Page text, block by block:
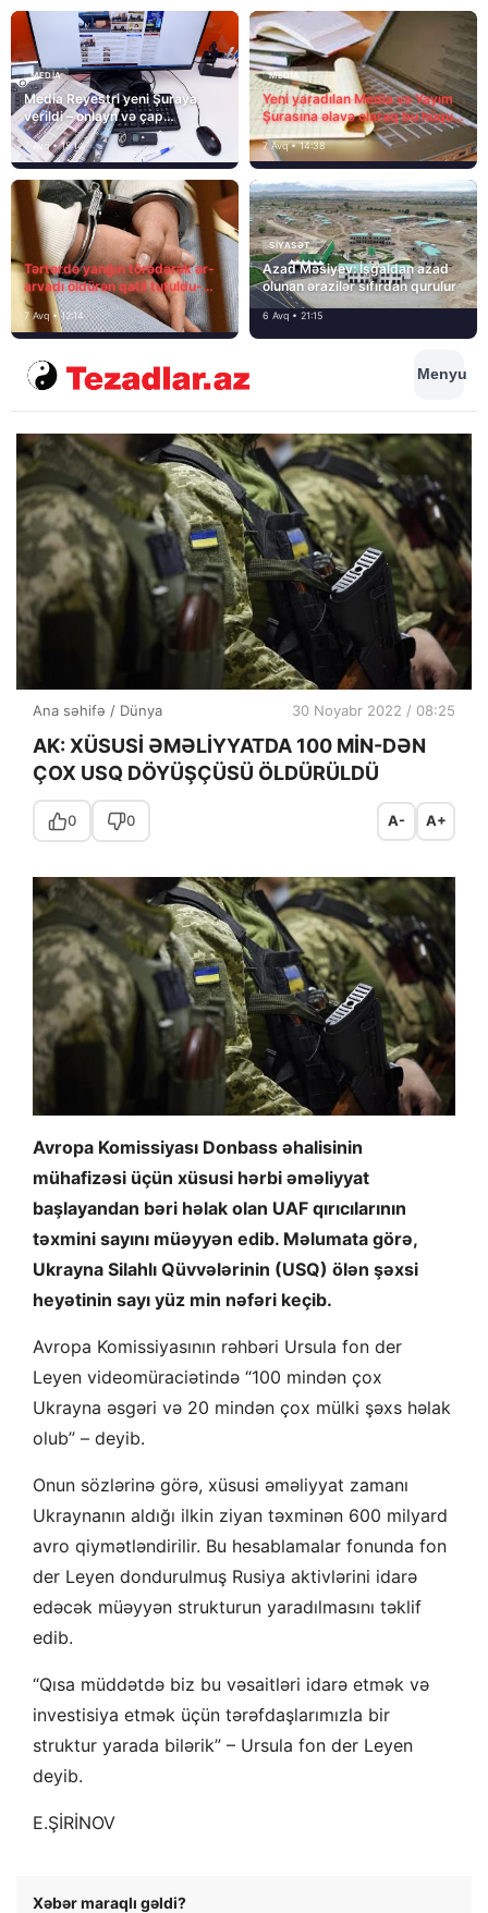
MEDİA
Media Reyestri yeni Şuraya
verildi – onlayn və çap
mediasını nə gözləyir?
7 Avq • 15:14
MEDİA
Yeni yaradılan Media və Yayım
Şurasına əlavə olaraq bu hüquq
və vəzifələr də verilib
7 Avq • 14:38
Tərtərdə yanğın törədərək ər-
arvadı öldürən qatil tutuldu-
SON DƏQİQƏ
7 Avq • 12:14
SIYASƏT
Azad Məsiyev: İşğaldan azad
olunan ərazilər sıfırdan qurulur
6 Avq • 21:15
Menyu
Ana səhifə / Dünya 30 Noyabr 2022 / 08:25
AK: XÜSUSİ ƏMƏLİYYATDA 100 MİN-DƏN
ÇOX USQ DÖYÜŞÇÜSÜ ÖLDÜRÜLDÜ
0 0 A- A+
Avropa Komissiyası Donbass əhalisinin
mühafizəsi üçün xüsusi hərbi əməliyyat
başlayandan bəri həlak olan UAF qırıcılarının
təxmini sayını müəyyən edib. Məlumata görə,
Ukrayna Silahlı Qüvvələrinin (USQ) ölən şəxsi
heyətinin sayı yüz min nəfəri keçib.
Avropa Komissiyasının rəhbəri Ursula fon der
Leyen videomüraciətində “100 mindən çox
Ukrayna əsgəri və 20 mindən çox mülki şəxs həlak
olub” – deyib.
Onun sözlərinə görə, xüsusi əməliyyat zamanı
Ukraynanın aldığı ilkin ziyan təxminən 600 milyard
avro qiymətləndirilir. Bu hesablamalar fonunda fon
der Leyen dondurulmuş Rusiya aktivlərini idarə
edəcək müəyyən strukturun yaradılmasını təklif
edib.
“Qısa müddətdə biz bu vəsaitləri idarə etmək və
investisiya etmək üçün tərəfdaşlarımızla bir
struktur yarada bilərik” – Ursula fon der Leyen
deyib.
E.ŞİRİNOV
Xəbər maraqlı gəldi?